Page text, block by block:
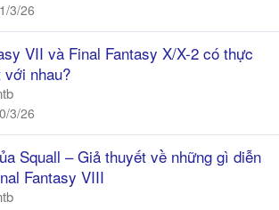
3/26
VII và Final Fantasy X/X-2 có thực
nhau?
3/26
Squall – Giả thuyết về những gì diễn
Fantasy VIII